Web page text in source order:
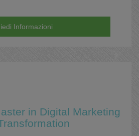
Informazioni
in Digital Marketing